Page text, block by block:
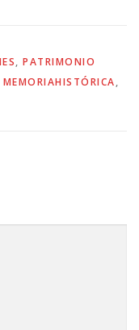
, PATRIMONIO
MEMORIAHISTÓRICA,